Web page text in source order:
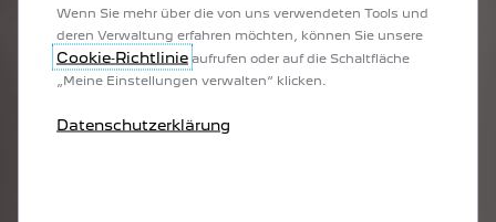
Personalisierung
CustomFit ermöglicht es Unternehmen, ihre Fahrzeuge an
spezifische betriebliche Anforderungen und Markenstandards
Wenn Sie mehr über die von uns verwendeten Tools und
deren Verwaltung erfahren möchten, können Sie unsere
Cookie‑Richtlinie aufrufen oder auf die Schaltfläche
„Meine Einstellungen verwalten“ klicken.
Datenschutzerklärung